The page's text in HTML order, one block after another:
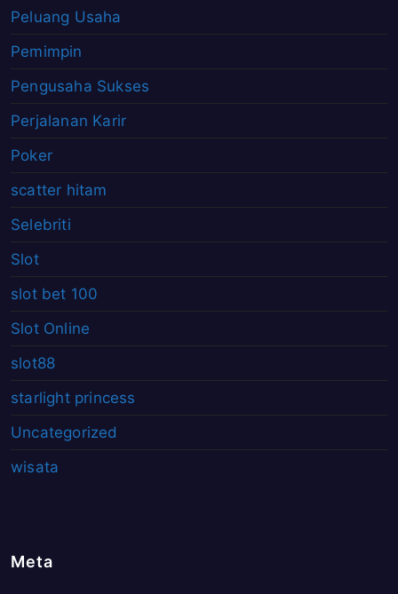
Peluang Usaha
Pemimpin
Pengusaha Sukses
Perjalanan Karir
Poker
scatter hitam
Selebriti
Slot
slot bet 100
Slot Online
slot88
starlight princess
Uncategorized
wisata
Meta